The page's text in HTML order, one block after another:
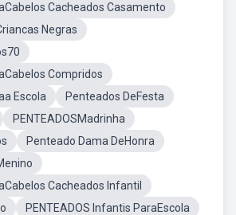
Cacheados Casamento
Negras
Compridos
Escola
Penteados DeFesta
PENTEADOSMadrinha
Penteado Dama DeHonra
Cacheados Infantil
PENTEADOS Infantis ParaEscola